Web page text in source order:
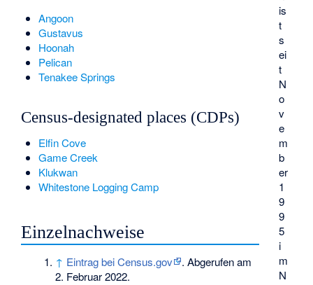
is
t
s
ei
t
N
o
v
e
m
b
er
1
9
9
5
i
m
N
Angoon
Gustavus
Hoonah
Pelican
Tenakee Springs
Census-designated places (CDPs)
Elfin Cove
Game Creek
Klukwan
Whitestone Logging Camp
Einzelnachweise
↑ Eintrag bei Census.gov
. Abgerufen am
2. Februar 2022.